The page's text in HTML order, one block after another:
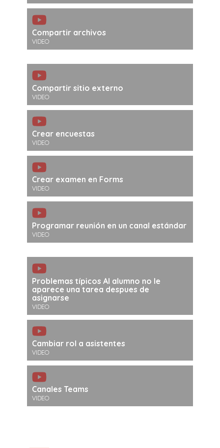
Compartir archivos
VIDEO
Compartir sitio externo
VIDEO
Crear encuestas
VIDEO
Crear examen en Forms
VIDEO
Programar reunión en un canal estándar
VIDEO
Problemas típicos Al alumno no le
aparece una tarea despues de
asignarse
VIDEO
Cambiar rol a asistentes
VIDEO
Canales Teams
VIDEO